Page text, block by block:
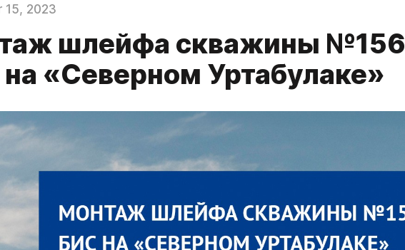
15, 2023
шлейфа скважины №156
«Северном Уртабулаке»